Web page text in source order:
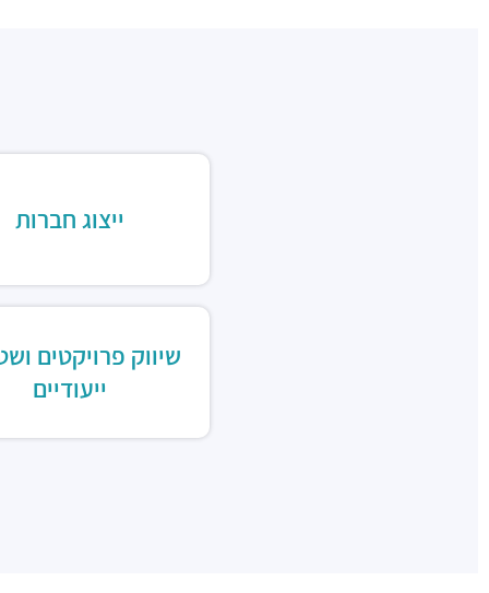
ייצוג חברות
שיווק פרויקטים
ייעודיים